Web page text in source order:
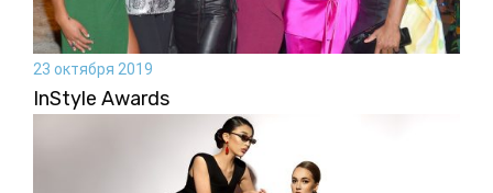
23 октября 2019
InStyle Awards